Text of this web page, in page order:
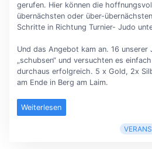
gerufen. Hier können die
übernächsten oder über-
Schritte in Richtung Turnier- Judo
Und das Angebot kam an. 16
„schubsen“ und versuchten es
durchaus erfolgreich. 5 x Gold, 2x
am Ende in Berg am Laim.
Weiterlesen